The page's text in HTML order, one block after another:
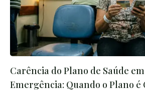
Carência do Plano de Saúde
Emergência: Quando o Plano é